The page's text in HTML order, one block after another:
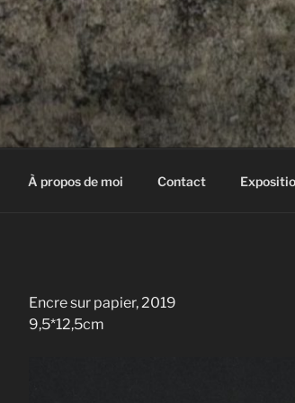
À propos de moi Contact
Encre sur papier, 2019
9,5*12,5cm